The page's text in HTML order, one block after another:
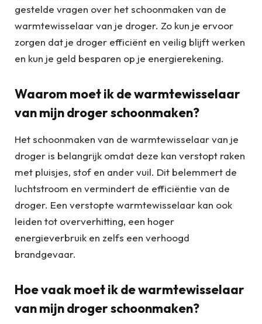
gestelde vragen over het schoonmaken van de
warmtewisselaar van je droger. Zo kun je ervoor
zorgen dat je droger efficiënt en veilig blijft werken
en kun je geld besparen op je energierekening.
Waarom moet ik de warmtewisselaar
van mijn droger schoonmaken?
Het schoonmaken van de warmtewisselaar van je
droger is belangrijk omdat deze kan verstopt raken
met pluisjes, stof en ander vuil. Dit belemmert de
luchtstroom en vermindert de efficiëntie van de
droger. Een verstopte warmtewisselaar kan ook
leiden tot oververhitting, een hoger
energieverbruik en zelfs een verhoogd
brandgevaar.
Hoe vaak moet ik de warmtewisselaar
van mijn droger schoonmaken?